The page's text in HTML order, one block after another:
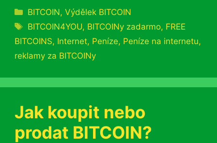
Rubriky
BITCOIN,Výdělek BITCOIN
Štítky
BITCOIN4YOU, BITCOINy zadarmo, FREE
BITCOINS, Internet, Peníze, Peníze na internetu,
reklamy za BITCOINy
Jak koupit nebo
prodat BITCOIN?